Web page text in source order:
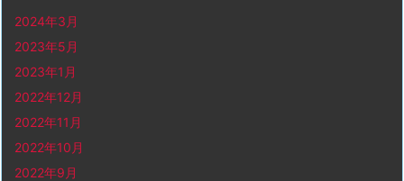
2024年3月
2023年5月
2023年1月
2022年12月
2022年11月
2022年10月
2022年9月